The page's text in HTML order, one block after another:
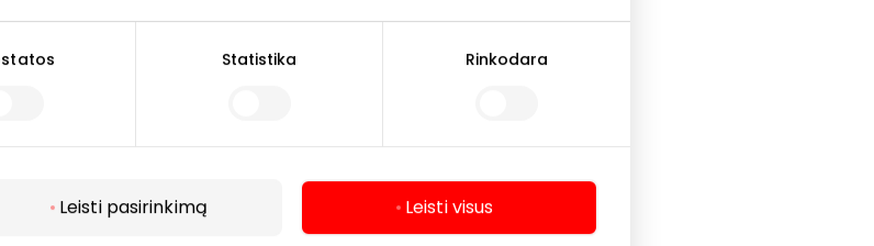
Statistika Rinkodara
Leisti pasirinkimą Leisti visus
įvažiavimų į prekybos centro daugiaaukštę
2400 vietų automobilių stovėjimo aikštelę,